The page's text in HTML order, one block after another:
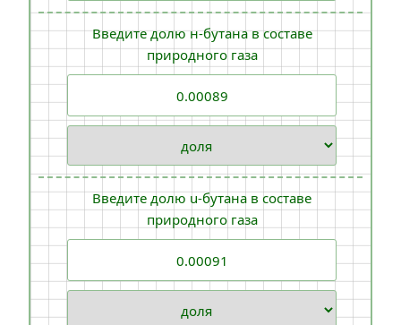
Введите долю н-бутана в составе
природного газа
Введите долю u-бутана в составе
природного газа